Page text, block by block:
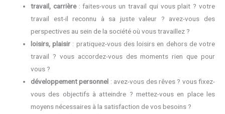
travail, carrière: faites-vous un travail qui vous plait ? votre
travail est-il reconnu à sa juste valeur ? avez-vous des
perspectives au sein de la société où vous travaillez ?
loisirs, plaisir : pratiquez-vous des loisirs en dehors de votre
travail ? vous accordez-vous des moments rien que pour
vous ?
développement personnel : avez-vous des rêves ? vous fixez-
vous des objectifs à atteindre ? mettez-vous en place les
moyens nécessaires à la satisfaction de vos besoins ?